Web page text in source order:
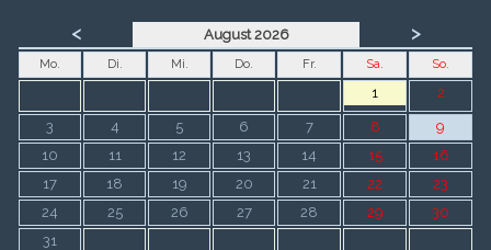
< August 2026 >
Mo. Di. Mi. Do. Fr. Sa. So.
1 2
3 4 5 6 7 8
9
10
11 12 13 14 15
16
17
18 19 20 21 22
23
24
25 26 27 28 29
30
31